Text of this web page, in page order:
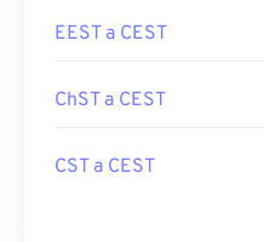
EEST a CEST
ChST a CEST
CST a CEST